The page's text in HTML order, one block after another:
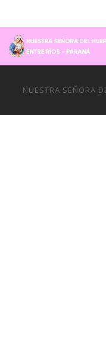
NUESTRA SEÑORA